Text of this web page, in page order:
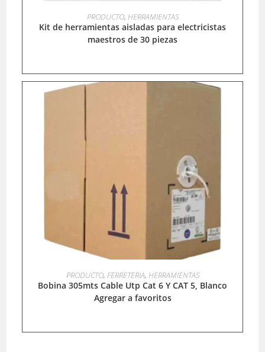
LEER MÁS
PRODUCTO, HERRAMIENTAS
Kit de herramientas aisladas para electricistas
maestros de 30 piezas
LEER MÁS
PRODUCTO, FERRETERIA, HERRAMIENTAS
Bobina 305mts Cable Utp Cat 6 Y CAT 5, Blanco
Agregar a favoritos